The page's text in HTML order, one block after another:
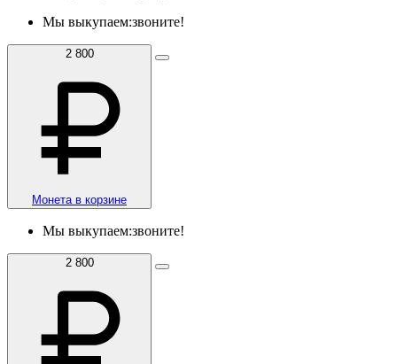
Мы выкупаем:звоните!
2 800
Монета в корзине
Мы выкупаем:звоните!
2 800